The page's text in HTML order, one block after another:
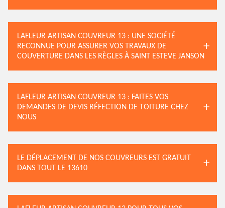
LAFLEUR ARTISAN COUVREUR 13 : UNE SOCIÉTÉ
RECONNUE POUR ASSURER VOS TRAVAUX DE
COUVERTURE DANS LES RÈGLES À SAINT ESTEVE JANSON
LAFLEUR ARTISAN COUVREUR 13 : FAITES VOS
DEMANDES DE DEVIS RÉFECTION DE TOITURE CHEZ
NOUS
LE DÉPLACEMENT DE NOS COUVREURS EST GRATUIT
DANS TOUT LE 13610